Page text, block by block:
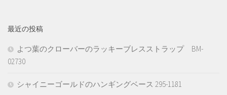
最近の投稿
よつ葉のクローバーのラッキーブレスストラップ BM-
02730
シャイニーゴールドのハンギングベース 295-1181